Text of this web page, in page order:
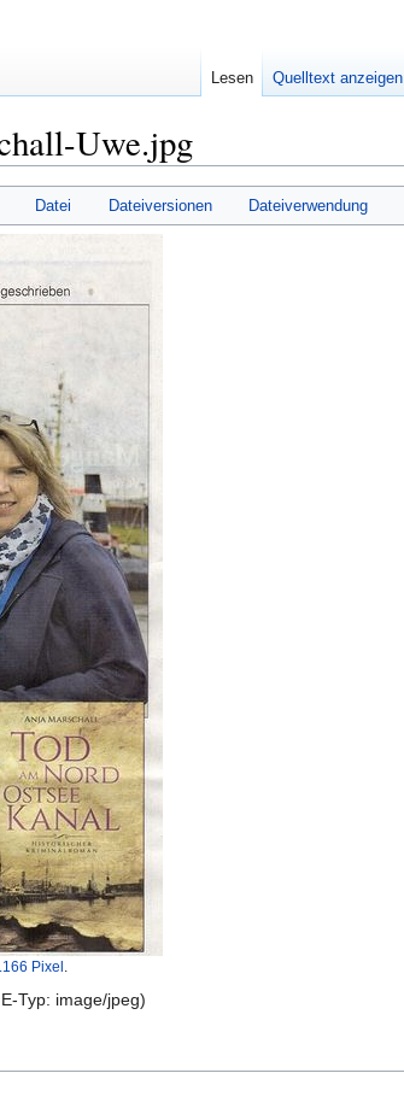
Uwe.jpg
Datei Dateiversionen Dateiverwendung
Pixel
Typ: image/jpeg)
Lesen Quelltext anzeigen